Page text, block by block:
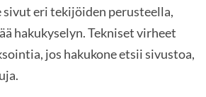
sivut eri tekijöiden perusteella,
hakukyselyn. Tekniset virheet
jos hakukone etsii sivustoa,